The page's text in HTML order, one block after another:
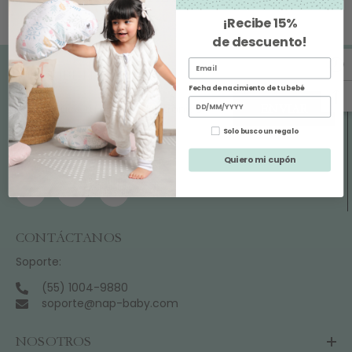
SUSCRÍBETE
SÍGUENOS
CONTÁCTANOS
Soporte:
(55) 1004-9880
soporte@nap-baby.com
NOSOTROS
¡Recibe15%
de descuento!
Fecha de nacimiento de tu bebé
Solo busco un regalo
Quiero mi cupón